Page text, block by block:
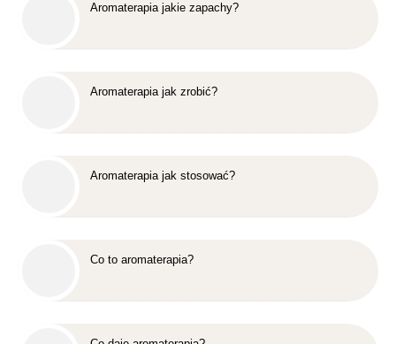
Aromaterapia jakie zapachy?
Aromaterapia jak zrobić?
Aromaterapia jak stosować?
Co to aromaterapia?